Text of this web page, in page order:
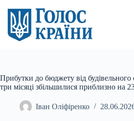
вмісту
Прибутки до бюджету від будівельного
три місяці збільшилися приблизно на
Іван Оліфіренко